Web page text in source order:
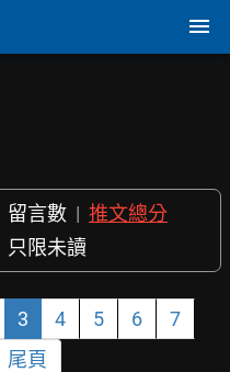
留言數 | 推文總分
只限未讀
3 4 5 6
7
尾頁